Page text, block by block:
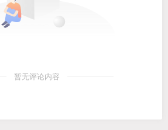
暂无评论内容